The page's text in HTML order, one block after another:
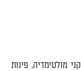
מולטימדיה,פינות